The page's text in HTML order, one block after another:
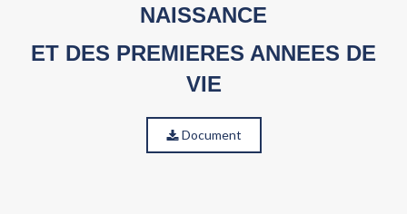
NAISSANCE
ET DES PREMIERES ANNEES DE
VIE
Document